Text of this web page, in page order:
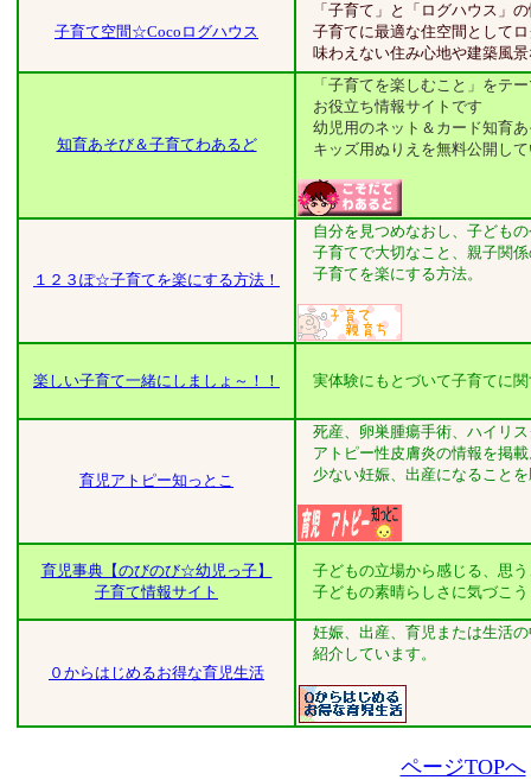
子育て空間☆Cocoログハウス
「子育て」と「ログハウス」
子育てに最適な住空間として
味わえない住み心地や建築風
知育あそび＆子育てわあるど
「子育てを楽しむこと」をテ
お役立ち情報サイトです
幼児用のネット＆カード知育
キッズ用ぬりえを無料公開し
１２３ぽ☆子育てを楽にする方法！
自分を見つめなおし、子ども
子育てで大切なこと、親子関
子育てを楽にする方法。
楽しい子育て一緒にしましょ～！！ 実体験にもとづいて子育てに
育児アトピー知っとこ
死産、卵巣腫瘍手術、ハイリ
アトピー性皮膚炎の情報を掲
少ない妊娠、出産になること
育児事典【のびのび☆幼児っ子】
子育て情報サイト
子どもの立場から感じる、思
子どもの素晴らしさに気づこう
０からはじめるお得な育児生活
妊娠、出産、育児または生活
紹介し
ページTOPへ